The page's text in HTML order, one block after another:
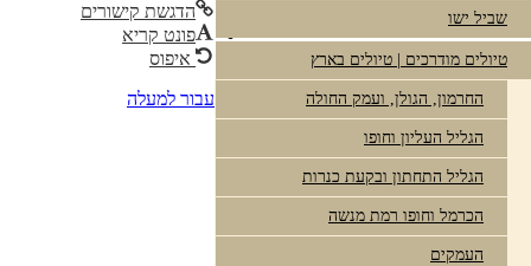
שביל ישו
טיולים מודרכים | טיולים בארץ
החרמון, הגולן, ועמק החולה
הגליל העליון וחופו
הגליל התחתון ובקעת כנרות
הכרמל וחופו רמת מנשה
העמקים
הדגשת קישורים
פונט קריא
איפוס
עבור למעלה